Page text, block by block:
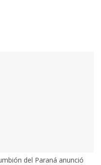
del Paraná anunció